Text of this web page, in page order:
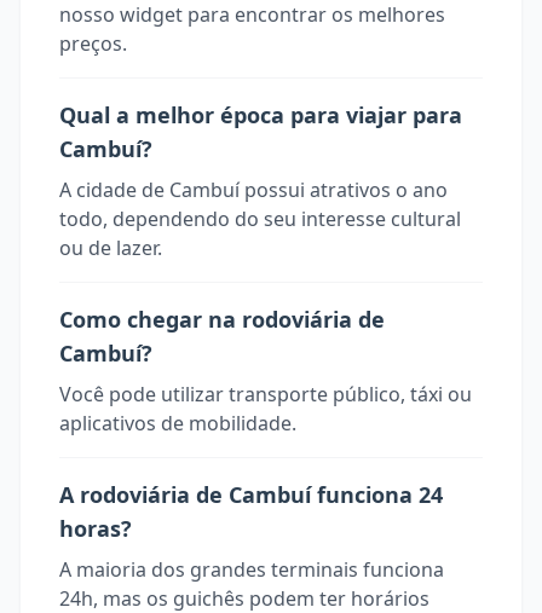
nosso widget para encontrar os melhores
preços.
Qual a melhor época para viajar para
Cambuí?
A cidade de Cambuí possui atrativos o ano
todo, dependendo do seu interesse cultural
ou de lazer.
Como chegar na rodoviária de
Cambuí?
Você pode utilizar transporte público, táxi ou
aplicativos de mobilidade.
A rodoviária de Cambuí funciona 24
horas?
A maioria dos grandes terminais funciona
24h, mas os guichês podem ter horários